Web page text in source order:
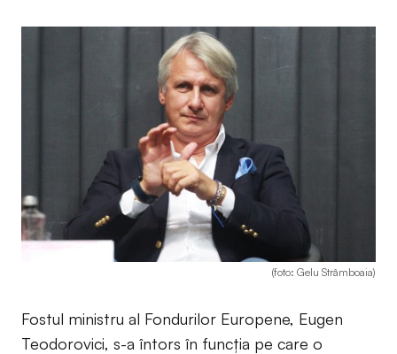
(foto: Gelu Strâmboaia)
Fostul ministru al Fondurilor Europene, Eugen
Teodorovici, s-a întors în funcția pe care o